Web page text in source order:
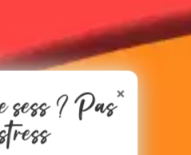
×
sess ? Pas